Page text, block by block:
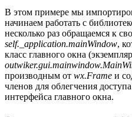
В этом примере мы
начинаем работать с
несколько раз обращаемся к
self._application.mainWindow,
класс главного окна
производным от wx.Frame и
членов для облегчения
интерфейса главного окна.